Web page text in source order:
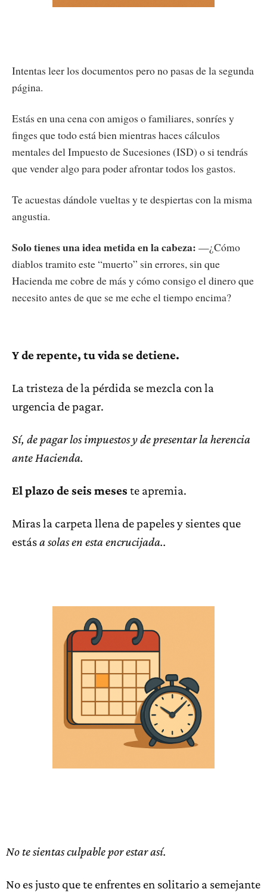
Intentas leer los documentos pero no pasas de la segunda
página.
Estás en una cena con amigos o familiares, sonríes y
finges que todo está bien mientras haces cálculos
mentales del Impuesto de Sucesiones (ISD) o si tendrás
que vender algo para poder afrontar todos los gastos.
Te acuestas dándole vueltas y te despiertas con la misma
angustia.
Solo tienes una idea metida en la cabeza: —¿Cómo
diablos tramito este “muerto” sin errores, sin que
Hacienda me cobre de más y cómo consigo el dinero que
necesito antes de que se me eche el tiempo encima?
Y de repente, tu vida se detiene.
La tristeza de la pérdida se mezcla con la
urgencia de pagar.
Sí, de pagar los impuestos y de presentar la herencia
ante Hacienda.
El plazo de seis meses te apremia.
Miras la carpeta llena de papeles y sientes que
estása solas en esta encrucijada..
No te sientas culpable por estar así.
No es justo que te enfrentes en solitario a semejante